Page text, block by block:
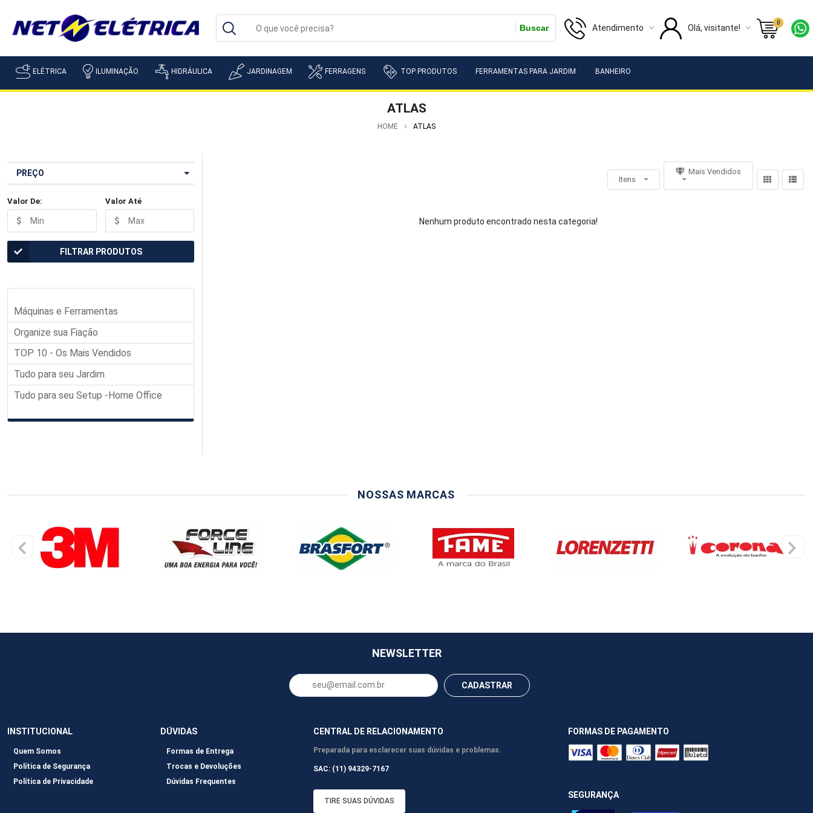
Buscar Atendimento Olá, visitante!
0
ELÉTRICA ILUMINAÇÃO HIDRÁULICA JARDINAGEM FERRAGENS TOP PRODUTOS FERRAMENTAS PARA JARDIM BANHEIRO
ATLAS
HOME ATLAS
PREÇO
Valor De: Valor Até
FILTRAR PRODUTOS
Máquinas e Ferramentas
Organize sua Fiação
TOP 10 - Os Mais Vendidos
Tudo para seu Jardim
Tudo para seu Setup -Home Office
Itens
Mais Vendidos
Nenhum produto encontrado nesta categoria!
NOSSAS MARCAS
NEWSLETTER
CADASTRAR
INSTITUCIONAL
Quem Somos
Política de Segurança
Política de Privacidade
DÚVIDAS
Formas de Entrega
Trocas e Devoluções
Dúvidas Frequentes
CENTRAL DE RELACIONAMENTO
Preparada para esclarecer suas dúvidas e problemas.
SAC: (11) 94329-7167
TIRE SUAS DÚVIDAS
FORMAS DE PAGAMENTO
SEGURANÇA